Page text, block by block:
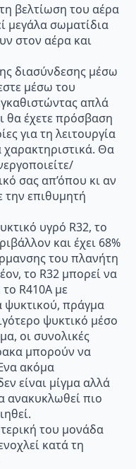
βελτίωση του αέρα
μεγάλα σωματίδια
στον αέρα και
διασύνδεσης μέσω
μέσω του
απλά
θα έχετε πρόσβαση
για τη λειτουργία
Θα
σας απ’όπου κι αν
την επιθυμητή
υγρό R32, το
και έχει 68%
του πλανήτη
το R32 μπορεί να
R410A με
ψυκτικού, πράγμα
ψυκτικό μέσο
οι συνολικές
μπορούν να
ακόμα
είναι μίγμα αλλά
ανακυκλωθεί πιο
του μονάδα
κατά τη